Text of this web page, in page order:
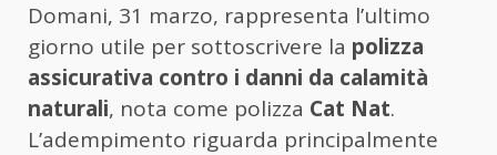
Domani, 31 marzo, rappresenta l’ultimo
giorno utile per sottoscrivere la polizza
assicurativa contro i danni da calamità
naturali, nota come polizza Cat Nat.
L’adempimento riguarda principalmente